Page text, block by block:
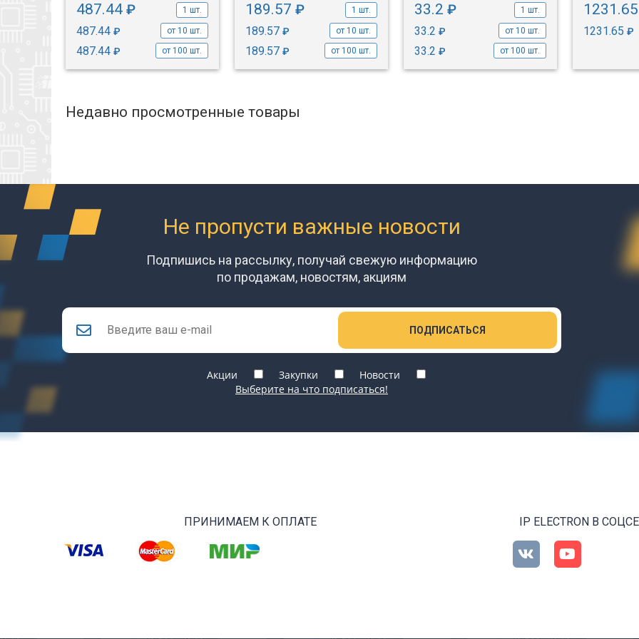
487.44 ₽ 1 шт.
487.44 ₽ от 10 шт.
487.44 ₽ от 100 шт.
189.57 ₽ 1 шт.
189.57 ₽ от 10 шт.
189.57 ₽ от 100 шт.
33.2 ₽ 1 шт.
33.2 ₽ от 10 шт.
33.2 ₽ от 100 шт.
1231.65
1231.65 ₽
Недавно просмотренные товары
Не пропусти важные новости
Подпишись на рассылку, получай свежую информацию
по продажам, новостям, акциям
ПОДПИСАТЬСЯ
Акции Закупки
Новости
Выберите на что подписаться!
ПРИНИМАЕМ К ОПЛАТЕ IP ELECTRON В